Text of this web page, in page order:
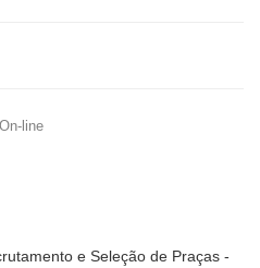
line
e Seleção de Praças -